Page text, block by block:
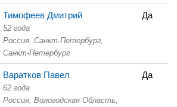
Тимофеев Дмитрий
52 года
Россия, Санкт-Петербург,
Санкт-Петербург
Да
Варатков Павел
62 года
Россия, Вологодская Область,
Да